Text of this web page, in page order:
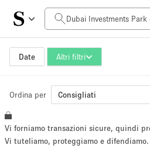
Date Altri filtri
Prezzo al giorno
0AED
Dimensioni dello spazio
~ 13 persone
Ordina per Consigliati
Vi forniamo transazioni sicure, quindi
Vi tuteliamo, proteggiamo e difendiamo.